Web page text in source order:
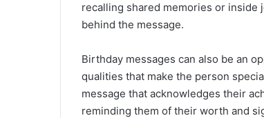
recalling shared memories or inside
behind the message.
Birthday messages can also be an
qualities that make the person
message that acknowledges their
reminding them of their worth and